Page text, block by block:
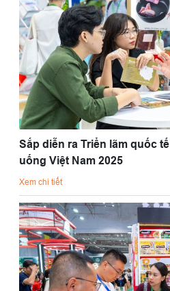
Sắp diễn ra Triển lãm quốc
uống Việt Nam 2025
Xem chi tiết